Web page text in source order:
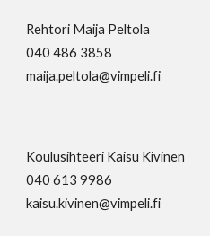
Rehtori Maija Peltola
040 486 3858
maija.peltola@vimpeli.fi
Koulusihteeri Kaisu Kivinen
040 613 9986
kaisu.kivinen@vimpeli.fi